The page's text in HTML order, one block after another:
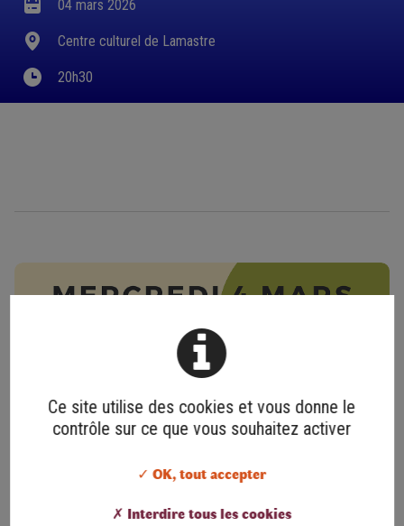
04 mars 2026
Centre culturel de Lamastre
20h30
Ce site utilise des cookies et vous donne le
contrôle sur ce que vous souhaitez activer
✓ OK, tout accepter
✗ Interdire tous les cookies